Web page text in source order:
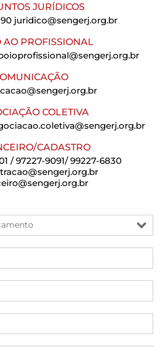
JURÍDICOS
juridico@sengerj.org.br
AO PROFISSIONAL
COLETIVA
CADASTRO
/ 97227-9091/ 99227-6830